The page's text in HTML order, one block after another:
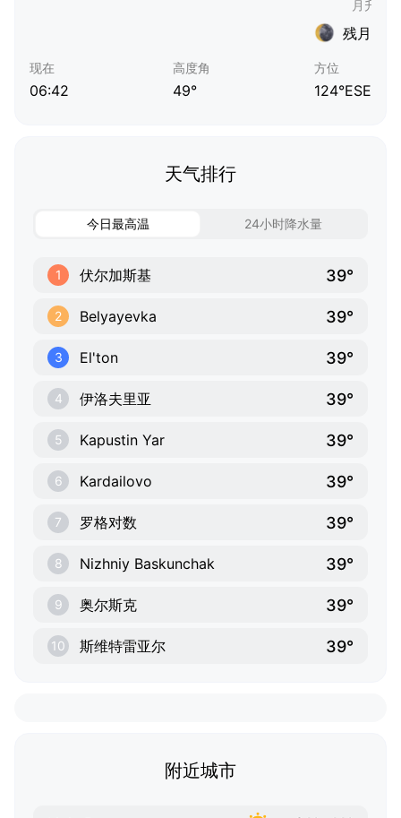
残月
现在
06:42
高度角
49°
方位
124°ESE
天气排行
今日最高温 24小时降水量
1 伏尔加斯基 39°
2 Belyayevka 39°
3 El'ton 39°
4 伊洛夫里亚 39°
5 Kapustin Yar 39°
6 Kardailovo 39°
7 罗格对数 39°
8 Nizhniy Baskunchak 39°
9 奥尔斯克 39°
10 斯维特雷亚尔 39°
附近城市